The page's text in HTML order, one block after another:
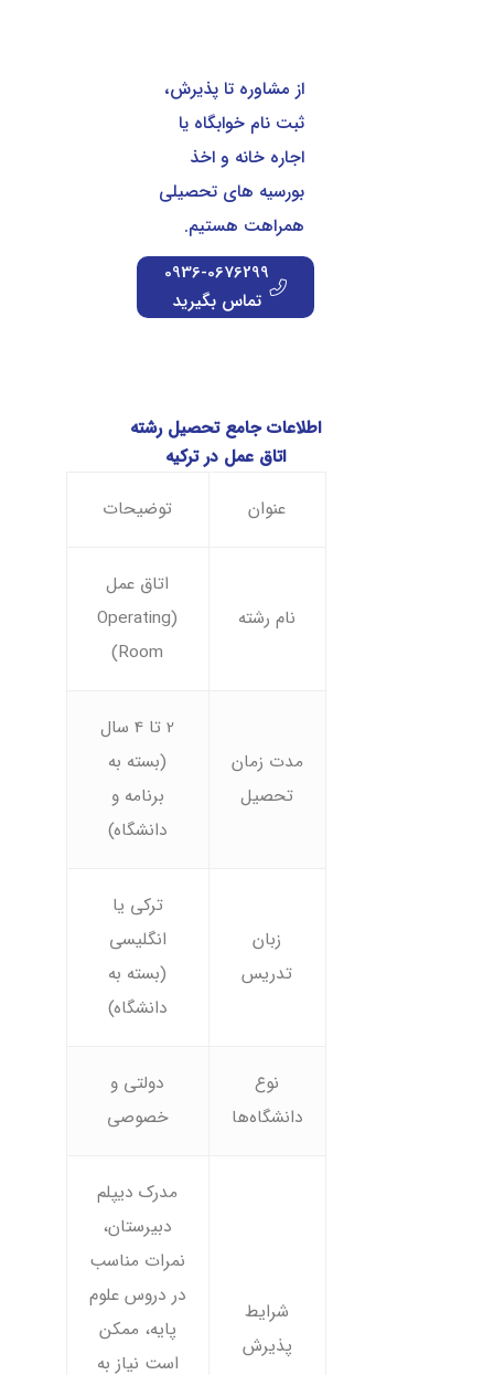
از مشاوره تا پذیرش،
ثبت نام خوابگاه یا
اجاره خانه و اخذ
بورسیه های تحصیلی
همراهت هستیم.
0936-0676299
تماس بگیرید
اطلاعات جامع تحصیل رشته
اتاق عمل در ترکیه
عنوان
توضیحات
نام رشته
اتاق عمل
(Operating
Room)
مدت زمان
تحصیل
2 تا 4 سال
(بسته به
برنامه و
دانشگاه)
زبان
تدریس
ترکی یا
انگلیسی
(بسته به
دانشگاه)
نوع
دانشگاه‌ها
دولتی و
خصوصی
شرایط
پذیرش
مدرک دیپلم
دبیرستان،
نمرات مناسب
در دروس علوم
پایه، ممکن
است نیاز به